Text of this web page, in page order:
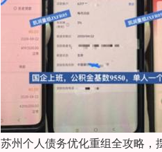
苏州个人债务优化重组全攻略，